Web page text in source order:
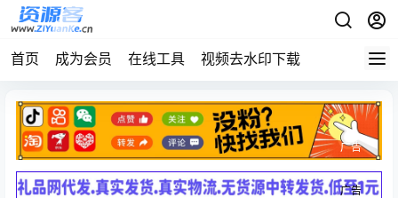
首页 成为会员 在线工具 视频去水印下载
广告
广告